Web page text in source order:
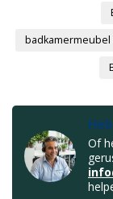
Of